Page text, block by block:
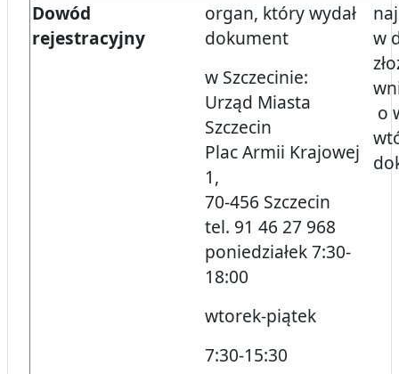
Dowód
rejestracyjny
organ, który wydał
dokument
w Szczecinie:
Urząd Miasta
Szczecin
Plac Armii Krajowej
1,
70-456 Szczecin
tel. 91 46 27 968
poniedziałek 7:30-
18:00
wtorek-piątek
7:30-15:30
w
o